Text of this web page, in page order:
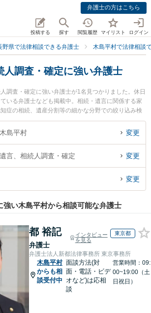
弁護士の方はこちら
投稿する 探す 閲覧履歴 マイリスト ログイン
野県で法律相談できる弁護士 木島平村で法律相談
人調査・確定に強い弁護士
調査・確定に強い弁護士が1名見つかりました。休日
いる弁護士なども掲載中。相続・遺言に関係する家
症の相続、遺産分割等の細かな分野での絞り込み検
然寺法律事務所の齊藤 善隆弁護士のプロフィール情
が注目されています。『木島平村で土日や夜間に発
を法律相談できる木島平村内の弁護士に相談予約し
者さんにおすすめです。
島平村 変更
言、相続人調査・確定 変更
変更
強い木島平村から相談可能な弁護士
都 裕記
弁護士
インタビュー
を見る
東京都
弁護士法人新都法律事務所 東京事務所
木島平村
からも相
談受付中
面談方法(対
面・電話・ビデ
オなど)は応相
談
営業時間：09:
00~19:00（土
日祝日）